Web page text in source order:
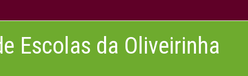
Escolas da Oliveirinha